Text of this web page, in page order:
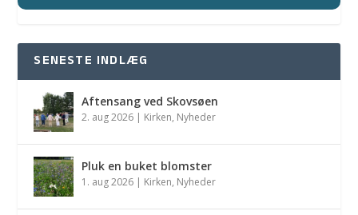
SENESTE INDLÆG
Aftensang ved Skovsøen
2. aug 2026 | Kirken, Nyheder
Pluk en buket blomster
1. aug 2026 | Kirken, Nyheder